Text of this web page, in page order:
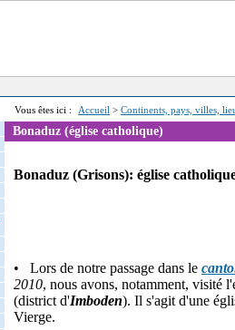
Vous êtes ici : Accueil > Continents, pays, villes,
Bonaduz (église catholique)
Bonaduz (Grisons): église
• Lors de notre passage dans le
2010, nous avons, notamment, visité
(district d'Imboden). Il s'agit d'une
Vierge.